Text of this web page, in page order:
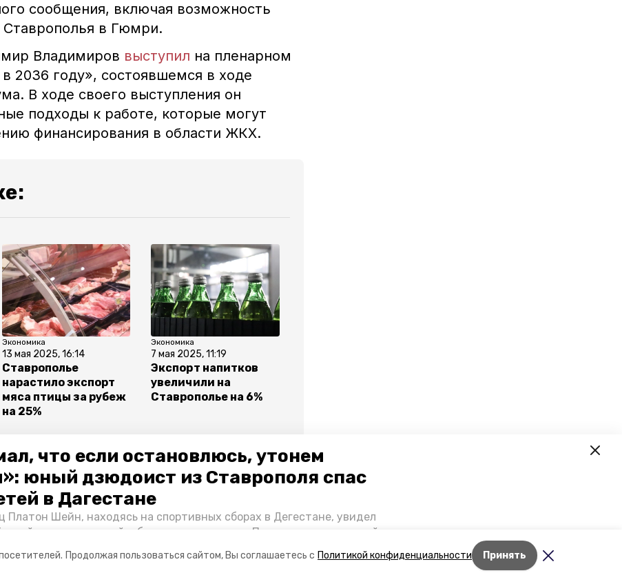
Продолжая пользоваться сайтом, Вы соглашаетесь с Политикой конфиденциальности Принять
что если остановлюсь, утонем
юный дзюдоист из Ставрополя спас
в Дагестане
Платон Шейн, находясь на спортивных сборах в Дегестане, увидел
море детей и бросился на помощь. По возвращении домой,
«Победы26» пообщался с юным героем.
Лента новостей
сообщения, включая возможность
Ставрополья в Гюмри.
Владимиров выступил на пленарном
2036 году», состоявшемся в ходе
В ходе своего выступления он
подходы к работе, которые могут
финансирования в области ЖКХ.
Экономика
13 мая 2025, 16:14
Ставрополье
нарастило экспорт
мяса птицы за рубеж
на 25%
Экономика
7 мая 2025, 11:19
Экспорт напитков
увеличили на
Ставрополье на 6%
сотрудничество